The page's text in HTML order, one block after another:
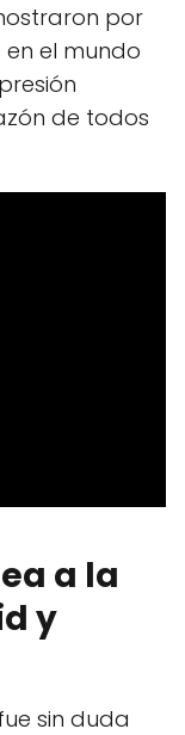
por
el mundo
de todos
a la
y
sin duda